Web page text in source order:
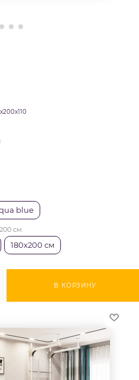
В КОРЗИНУ
blue
см
180х200 см